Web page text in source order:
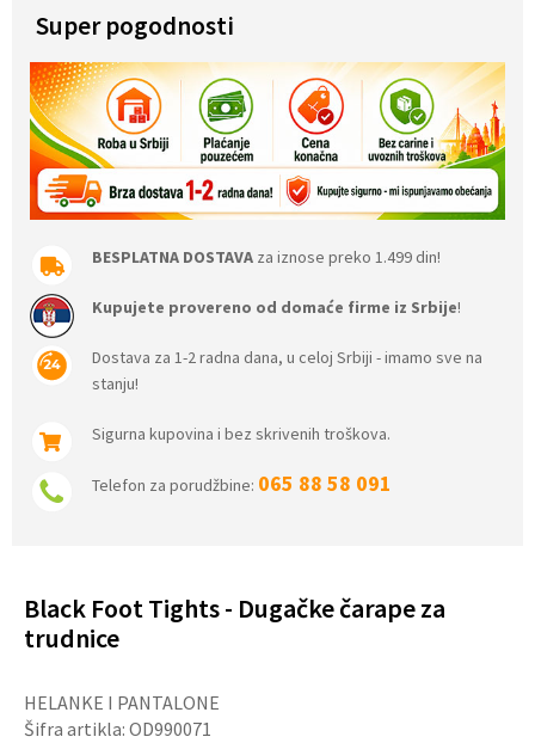
Super pogodnosti
BESPLATNA DOSTAVA za iznose preko 1.499 din!
Kupujete provereno od domaće firme iz Srbije!
Dostava za 1-2 radna dana, u celoj Srbiji - imamo sve na
stanju!
Sigurna kupovina i bez skrivenih troškova.
Telefon za porudžbine: 065 88 58 091
Black Foot Tights - Dugačke čarape za
trudnice
HELANKE I PANTALONE
Šifra artikla: OD990071